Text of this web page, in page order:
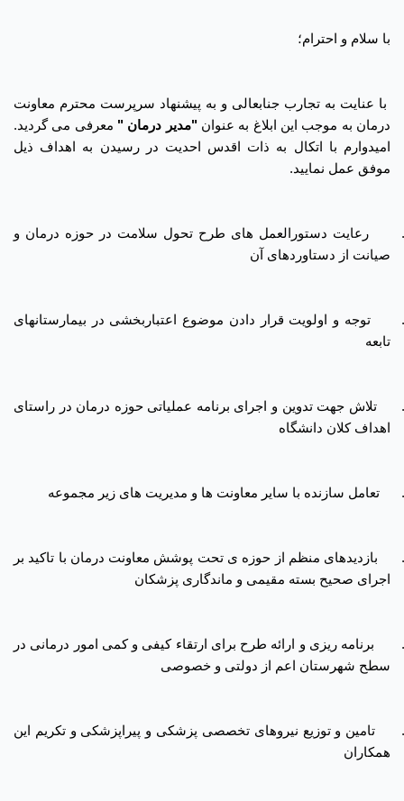
با سلام و احترام؛
با عنایت به تجارب جنابعالی و به پیشنهاد سرپرست محترم معاونت
درمان به موجب این ابلاغ به عنوان"مدیر درمان " معرفی می گردید.
امیدوارم با اتکال به ذات اقدس احدیت در رسیدن به اهداف ذیل
موفق عمل نمایید.
رعایت دستورالعمل های طرح تحول سلامت در حوزه درمان و
صیانت از دستاوردهای آن
توجه و اولویت قرار دادن موضوع اعتباربخشی در بیمارستانهای
تابعه
تلاش جهت تدوین و اجرای برنامه عملیاتی حوزه درمان در راستای
اهداف کلان دانشگاه
تعامل سازنده با سایر معاونت ها و مدیریت های زیر مجموعه
بازدیدهای منظم از حوزه ی تحت پوشش معاونت درمان با تاکید بر
اجرای صحیح بسته مقیمی و ماندگاری پزشکان
برنامه ریزی و ارائه طرح برای ارتقاء کیفی و کمی امور درمانی در
سطح شهرستان اعم از دولتی و خصوصی
تامین و توزیع نیروهای تخصصی پزشکی و پیراپزشکی و تکریم این
همکاران